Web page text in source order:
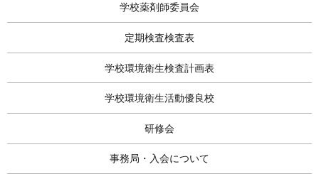
学校薬剤師委員会
定期検査検査表
学校環境衛生検査計画表
学校環境衛生活動優良校
研修会
事務局・入会について